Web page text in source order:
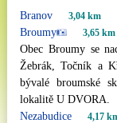
Branov 3,04 km
Broumy 3,65 km
Obec Broumy se
Žebrák, Točník a
bývalé broumské
lokalitě U DVORA.
Nezabudice
4,17